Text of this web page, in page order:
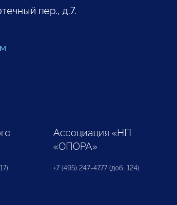
пер., д.7.
Ассоциация «НП
«ОПОРА»
+7 (495) 247-4777 (доб. 124)